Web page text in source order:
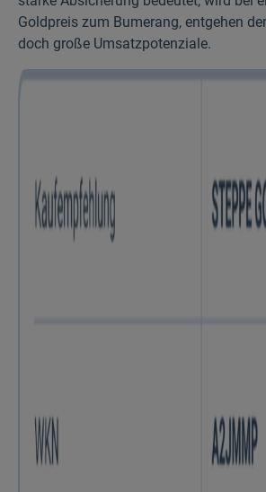
Gold­preis zum Bumerang, entgehen
doch große Umsatz­potenziale.